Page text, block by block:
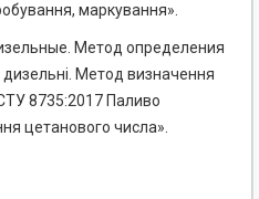
маркування».
Метод определения
Метод визначення
8735:2017 Паливо
цетанового числа».